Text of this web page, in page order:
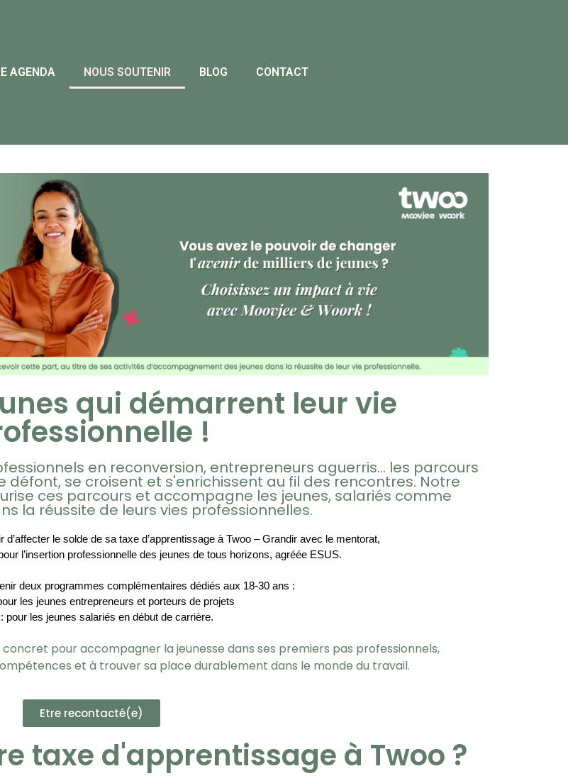
AGENDA NOUS SOUTENIR BLOG CONTACT
qui démarrent leur vie
!
en reconversion, entrepreneurs aguerris... les parcours
se croisent et s'enrichissent au fil des rencontres. Notre
ces parcours et accompagne les jeunes, salariés comme
la réussite de leurs vies professionnelles.
le solde de sa taxe d’apprentissage à Twoo – Grandir avec le mentorat,
l’insertion professionnelle des jeunes de tous horizons, agréée ESUS.
deux programmes complémentaires dédiés aux 18-30 ans :
les jeunes entrepreneurs et porteurs de projets
pour les jeunes salariés en début de carrière.
pour accompagner la jeunesse dans ses premiers pas professionnels,
et à trouver sa place durablement dans le monde du travail.
Etre recontacté(e)
taxe d'apprentissage à Twoo ?